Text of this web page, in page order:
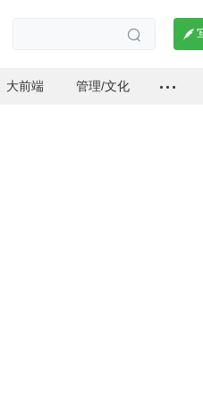
 
大前端 管理/文化